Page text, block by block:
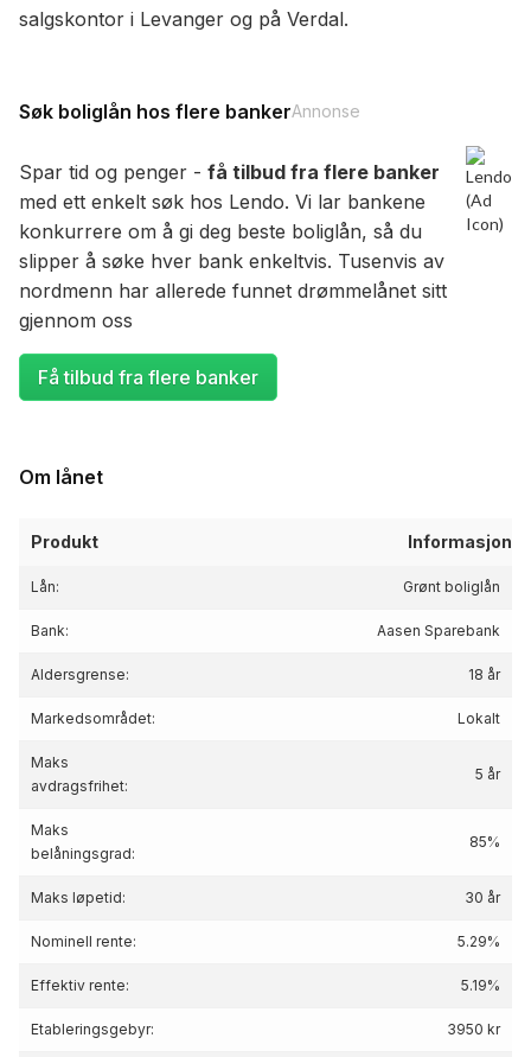
salgskontor i Levanger og på Verdal.
Søk boliglån hos flere bankerAnnonse
Spar tid og penger - få tilbud fra flere banker
med ett enkelt søk hos Lendo. Vi lar bankene
konkurrere om å gi deg beste boliglån, så du
slipper å søke hver bank enkeltvis. Tusenvis av
nordmenn har allerede funnet drømmelånet sitt
gjennom oss
Få tilbud fra flere banker
Om lånet
Produkt Informasjon
Lån: Grønt boliglån
Bank: Aasen Sparebank
Aldersgrense: 18 år
Markedsområdet: Lokalt
Maks
avdragsfrihet:
5 år
Maks
belåningsgrad:
85%
Maks løpetid: 30 år
Nominell rente: 5.29%
Effektiv rente: 5.19%
Etableringsgebyr: 3950 kr